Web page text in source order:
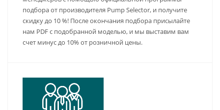
подбора от производителя Pump Selector, и получите
скидку до 10 %! После окончания подбора присылайте
нам PDF с подобранной моделью, и мы выставим вам
счет минус до 10% от розничной цены.